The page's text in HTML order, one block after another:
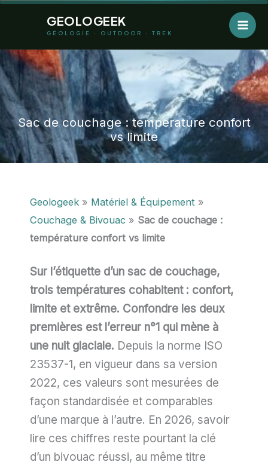
GEOLOGEEK
GÉOLOGIE · OUTDOOR · TREK
Sac de couchage : température confort
vs limite
Geologeek » Matériel & Équipement »
Couchage & Bivouac » Sac de couchage :
température confort vs limite
Sur l’étiquette d’un sac de couchage,
trois températures cohabitent : confort,
limite et extrême. Confondre les deux
premières est l’erreur n°1 qui mène à
une nuit glaciale. Depuis la norme ISO
23537-1, en vigueur dans sa version
2022, ces valeurs sont mesurées de
façon standardisée et comparables
d’une marque à l’autre. En 2026, savoir
lire ces chiffres reste pourtant la clé
d’un bivouac réussi, au même titre